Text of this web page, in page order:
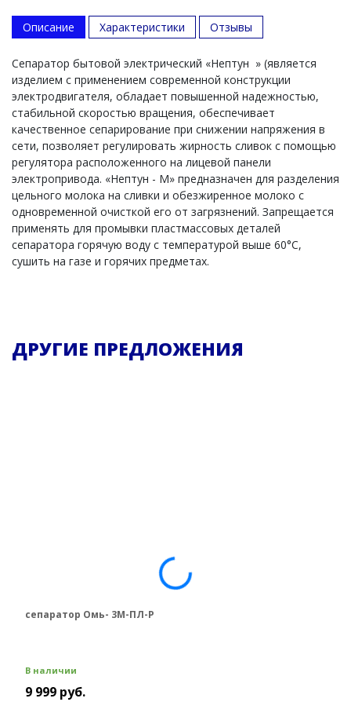
Описание Характеристики Отзывы
Сепаратор бытовой электрический «Нептун » (является
изделием с применением современной конструкции
электродвигателя, обладает повышенной надежностью,
стабильной скоростью вращения, обеспечивает
качественное сепарирование при снижении напряжения в
сети, позволяет регулировать жирность сливок с помощью
регулятора расположенного на лицевой панели
электропривода. «Нептун - М» предназначен для разделения
цельного молока на сливки и обезжиренное молоко с
одновременной очисткой его от загрязнений. Запрещается
применять для промывки пластмассовых деталей
сепаратора горячую воду с температурой выше 60°С,
сушить на газе и горячих предметах.
ДРУГИЕ ПРЕДЛОЖЕНИЯ
сепаратор Омь- 3М-ПЛ-Р
В наличии
9 999 руб.